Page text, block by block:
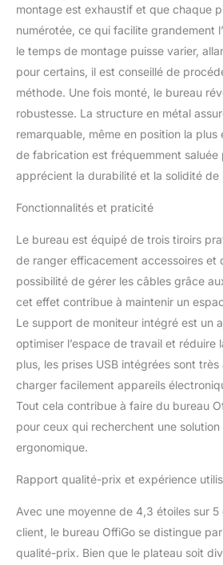
standing
appareils
doux
variété
pour
besoins
chemin de
autres
structure
simplifie
équipée
de vidéos
des
montage est exhaustif et que chaque
numérotée, ce qui facilite grandement
le temps de montage puisse varier,
pour certains, il est conseillé de
méthode. Une fois monté, le bureau
robustesse. La structure en métal
remarquable, même en position la
de fabrication est fréquemment saluée
apprécient la durabilité et la solidité de
Fonctionnalités et praticité
Le bureau est équipé de trois tiroirs
de ranger efficacement accessoires et
possibilité de gérer les câbles grâce
cet effet contribue à maintenir un
Le support de moniteur intégré est un
optimiser l’espace de travail et réduire
plus, les prises USB intégrées sont
charger facilement appareils
Tout cela contribue à faire du bureau
pour ceux qui recherchent une
ergonomique.
Rapport qualité-prix et expérience
Avec une moyenne de 4,3 étoiles sur
client, le bureau OffiGo se distingue
qualité-prix. Bien que le plateau soit